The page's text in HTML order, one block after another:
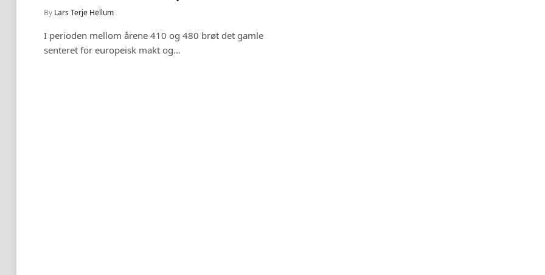
By Lars Terje Hellum
I perioden mellom årene 410 og 480 brøt det gamle
senteret for europeisk makt og…